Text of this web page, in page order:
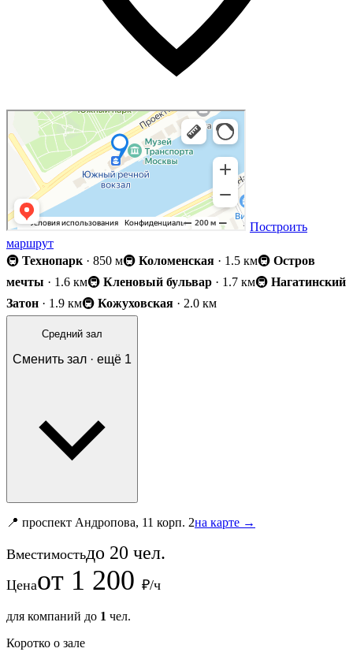
Построить
маршрут
🚇 Технопарк · 850 м🚇 Коломенская · 1.5 км🚇 Остров
мечты · 1.6 км🚇 Кленовый бульвар · 1.7 км🚇 Нагатинский
Затон · 1.9 км🚇 Кожуховская · 2.0 км
Средний зал
Сменить зал · ещё 1
📍 проспект Андропова, 11 корп. 2на карте →
Вместимостьдо 20 чел.
Ценаот 1 200 ₽/ч
для компаний до 1 чел.
Коротко о зале